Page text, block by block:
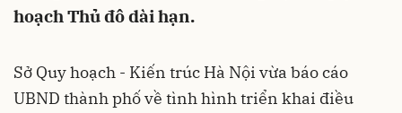
hoạch Thủ đô dài hạn.
Sở Quy hoạch - Kiến trúc Hà Nội vừa báo cáo
UBND thành phố về tình hình triển khai điều